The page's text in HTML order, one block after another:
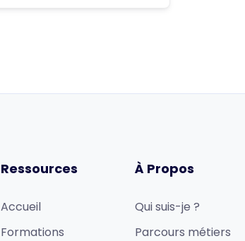
Ressources
Accueil
Formations
À Propos
Qui suis-je ?
Parcours métiers